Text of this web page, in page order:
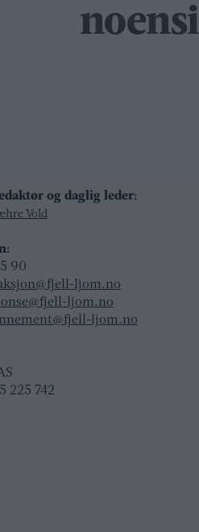
og daglig leder:
Vold
90
ljom.no
ljom.no
ljom.no
225 742